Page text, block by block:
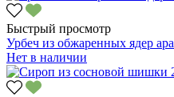
Быстрый просмотр
Урбеч из обжаренных ядер
Нет в наличии